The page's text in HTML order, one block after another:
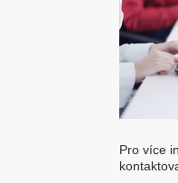
Pro více